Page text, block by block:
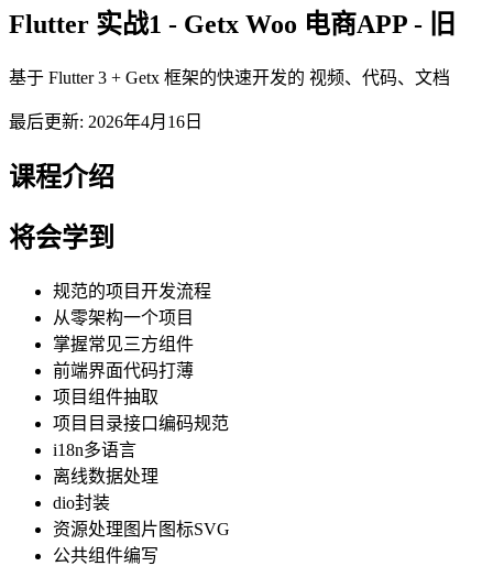
Flutter 实战1 - Getx Woo 电商APP - 旧
基于 Flutter 3 + Getx 框架的快速开发的 视频、代码、文档
最后更新: 2026年4月16日
课程介绍
将会学到
规范的项目开发流程
从零架构一个项目
掌握常见三方组件
前端界面代码打薄
项目组件抽取
项目目录接口编码规范
i18n多语言
离线数据处理
dio封装
资源处理图片图标SVG
公共组件编写